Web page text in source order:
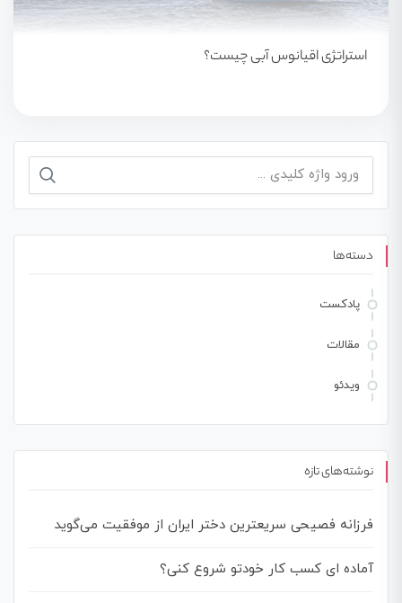
استراتژی اقیانوس آبی چیست؟
جستجو
برای:
دسته‌ها
پادکست
مقالات
ویدئو
نوشته‌های تازه
فرزانه فصیحی سریعترین دختر ایران از موفقیت می‌گوید
آماده ای کسب کار خودتو شروع کنی؟